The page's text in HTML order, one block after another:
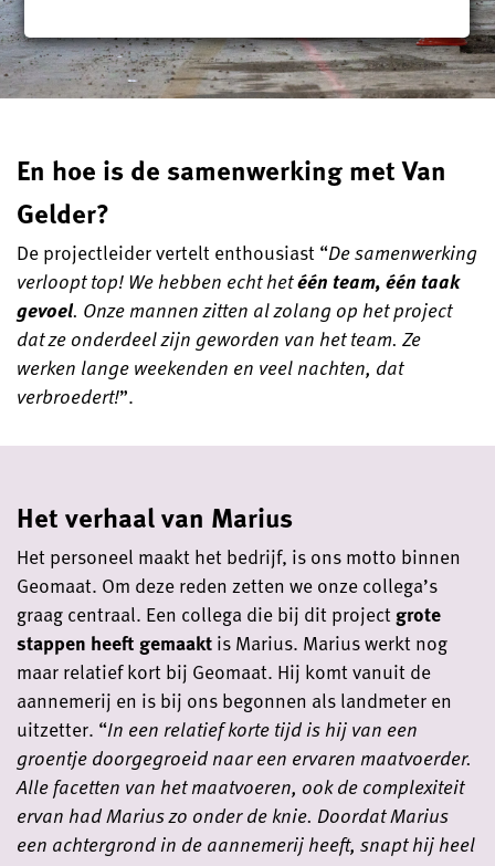
En hoe is de samenwerking met Van
Gelder?
De projectleider vertelt enthousiast “De samenwerking
verloopt top! We hebben echt hetéén team, één taak
gevoel. Onze mannen zitten al zolang op het project
dat ze onderdeel zijn geworden van het team. Ze
werken lange weekenden en veel nachten, dat
verbroedert!”.
Het verhaal van Marius
Het personeel maakt het bedrijf, is ons motto binnen
Geomaat. Om deze reden zetten we onze collega’s
graag centraal. Een collega die bij dit project grote
stappen heeft gemaaktis Marius. Marius werkt nog
maar relatief kort bij Geomaat. Hij komt vanuit de
aannemerij en is bij ons begonnen als landmeter en
uitzetter. “In een relatief korte tijd is hij van een
groentje doorgegroeid naar een ervaren maatvoerder.
Alle facetten van het maatvoeren, ook de complexiteit
ervan had Marius zo onder de knie. Doordat Marius
een achtergrond in de aannemerij heeft, snapt hij heel